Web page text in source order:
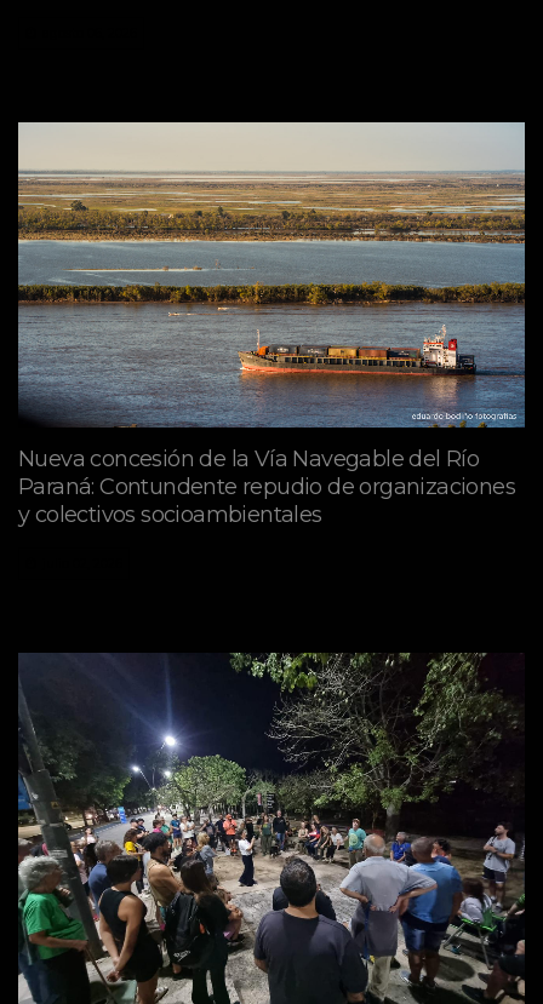
Nueva concesión de la Vía Navegable del Río
Paraná: Contundente repudio de organizaciones
y colectivos socioambientales